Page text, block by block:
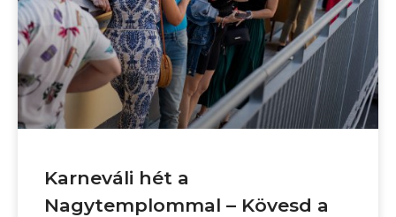
Karneváli hét a
Nagytemplommal – Kövesd a